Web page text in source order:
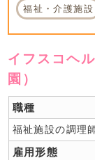
福祉・介護施設
イフスコヘ
園）
職種
福祉施設の調理
雇用形態